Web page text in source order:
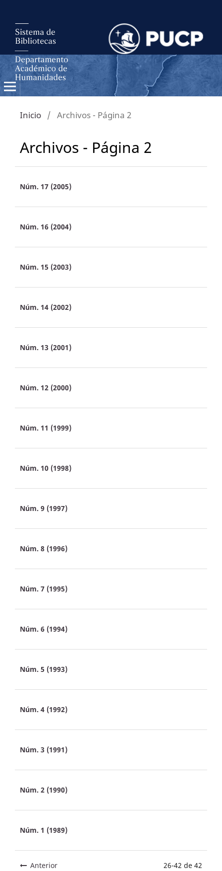
Inicio / Archivos - Página 2
Archivos - Página 2
Núm. 17 (2005)
Núm. 16 (2004)
Núm. 15 (2003)
Núm. 14 (2002)
Núm. 13 (2001)
Núm. 12 (2000)
Núm. 11 (1999)
Núm. 10 (1998)
Núm. 9 (1997)
Núm. 8 (1996)
Núm. 7 (1995)
Núm. 6 (1994)
Núm. 5 (1993)
Núm. 4 (1992)
Núm. 3 (1991)
Núm. 2 (1990)
Núm. 1 (1989)
Anterior 26-42 de 42